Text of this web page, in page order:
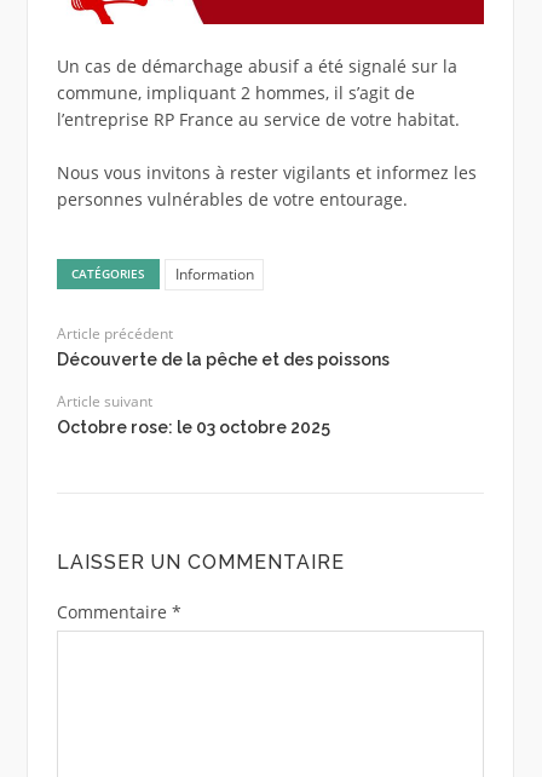
Un cas de démarchage abusif a été signalé sur la
commune, impliquant 2 hommes, il s’agit de
l’entreprise RP France au service de votre habitat.
Nous vous invitons à rester vigilants et informez les
personnes vulnérables de votre entourage.
CATÉGORIES Information
Article précédent
Découverte de la pêche et des poissons
Article suivant
Octobre rose: le 03 octobre 2025
LAISSER UN COMMENTAIRE
Commentaire *